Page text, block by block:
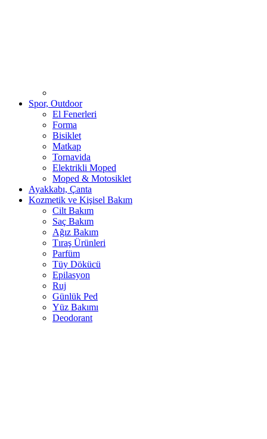
Spor, Outdoor
El Fenerleri
Forma
Bisiklet
Matkap
Tornavida
Elektrikli Moped
Moped & Motosiklet
Ayakkabı, Çanta
Kozmetik ve Kişisel Bakım
Cilt Bakım
Saç Bakım
Ağız Bakım
Tıraş Ürünleri
Parfüm
Tüy Dökücü
Epilasyon
Ruj
Günlük Ped
Yüz Bakımı
Deodorant